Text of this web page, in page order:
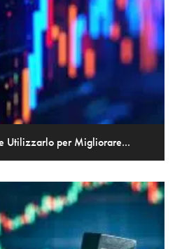
Utilizzarlo per Migliorare...